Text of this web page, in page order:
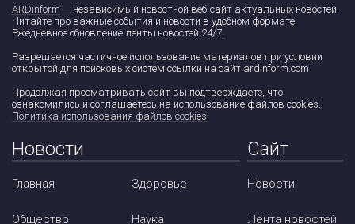
ARDinform — независимый новостной веб-сайт актуальных новостей.
Читайте про важные события и новости в удобном формате.
Ежедневное обновление ленты новостей 24/7.
Разрешается частичное использование материалов при условии
открытой для поисковых систем ссылки на сайт ardinform.com
Продолжая просматривать сайт вы подтверждаете, что
ознакомились и соглашаетесь на использование файлов cookies.
Политика использования файлов cookies.
Новости
Главная
Общество
Здоровье
Наука
Сайт
Новости
Лента новостей